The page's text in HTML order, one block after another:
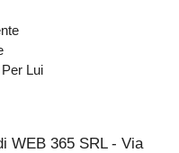
Lui
WEB 365 SRL - Via